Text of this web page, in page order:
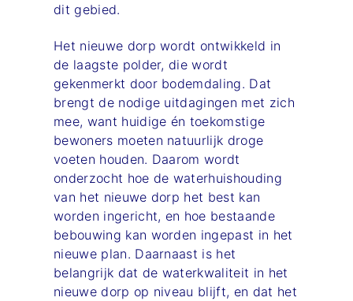
dit gebied.
Het nieuwe dorp wordt ontwikkeld in
de laagste polder, die wordt
gekenmerkt door bodemdaling. Dat
brengt de nodige uitdagingen met zich
mee, want huidige én toekomstige
bewoners moeten natuurlijk droge
voeten houden. Daarom wordt
onderzocht hoe de waterhuishouding
van het nieuwe dorp het best kan
worden ingericht, en hoe bestaande
bebouwing kan worden ingepast in het
nieuwe plan. Daarnaast is het
belangrijk dat de waterkwaliteit in het
nieuwe dorp op niveau blijft, en dat het